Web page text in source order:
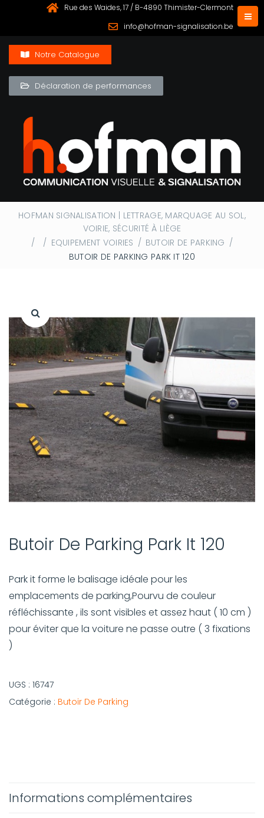
Rue des Waides, 17 / B-4890 Thimister-Clermont
info@hofman-signalisation.be
Notre Catalogue
Déclaration de performances
HOFMAN SIGNALISATION | LETTRAGE, MARQUAGE AU SOL,
VOIRIE, SÉCURITÉ À LIÈGE
/
/ EQUIPEMENT VOIRIES / BUTOIR DE PARKING /
BUTOIR DE PARKING PARK IT 120
Butoir De Parking Park It 120
Park it forme le balisage idéale pour les
emplacements de parking,Pourvu de couleur
réfléchissante , ils sont visibles et assez haut ( 10 cm )
pour éviter que la voiture ne passe outre ( 3 fixations
)
UGS : 16747
Catégorie : Butoir De Parking
Informations complémentaires